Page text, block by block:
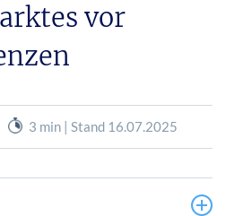
vor
3 min | Stand 16.07.2025